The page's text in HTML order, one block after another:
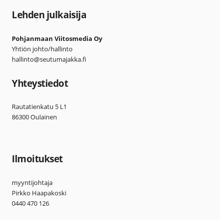
Lehden julkaisija
Pohjanmaan Viitosmedia Oy
Yhtiön johto/hallinto
hallinto@seutumajakka.fi
Yhteystiedot
Rautatienkatu 5 L1
86300 Oulainen
Ilmoitukset
myyntijohtaja
Pirkko Haapakoski
0440 470 126